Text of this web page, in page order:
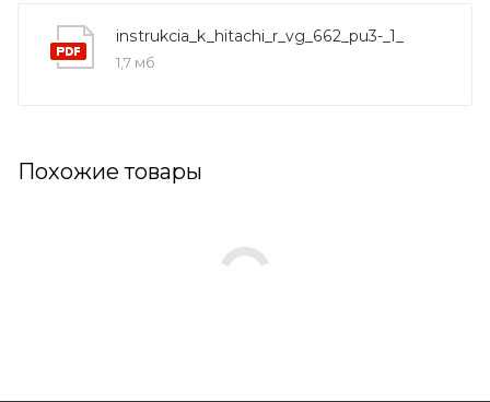
instrukcia_k_hitachi_r_vg_662_pu3-_1_
1,7 мб
Похожие товары